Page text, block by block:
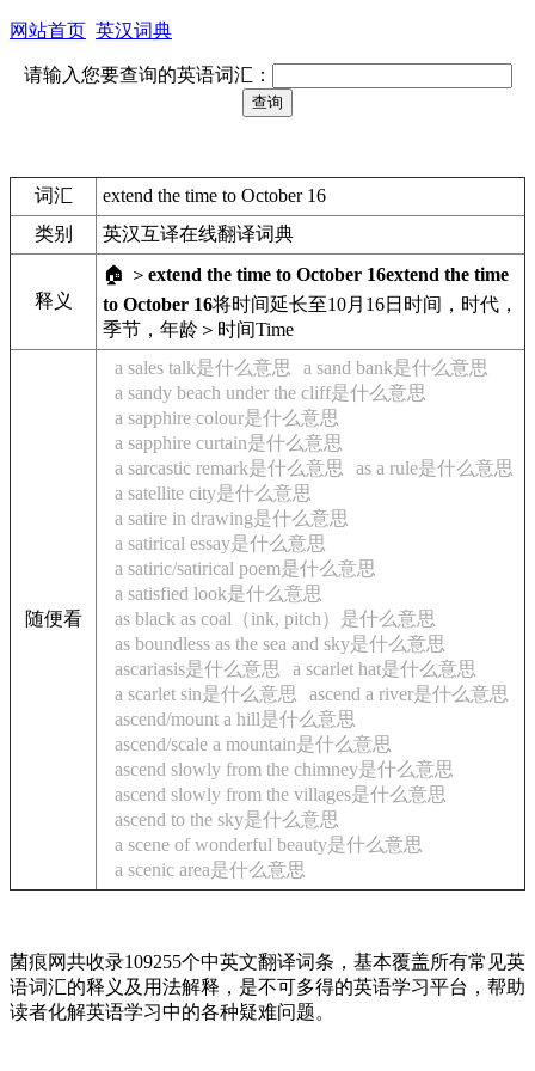
网站首页 英汉词典
请输入您要查询的英语词汇：
词汇
extend the time to October 16
类别
英汉互译在线翻译词典
释义
🏠 ＞ extend the time to October 16extend the time
to October 16将时间延长至10月16日 时间，时代，
季节，年龄＞时间Time
随便看
a sales talk是什么意思
a sand bank是什么意思
a sandy beach under the cliff是什么意思
a sapphire colour是什么意思
a sapphire curtain是什么意思
a sarcastic remark是什么意思
as a rule是什么意思
a satellite city是什么意思
a satire in drawing是什么意思
a satirical essay是什么意思
a satiric/satirical poem是什么意思
a satisfied look是什么意思
as black as coal（ink, pitch）是什么意思
as boundless as the sea and sky是什么意思
ascariasis是什么意思
a scarlet hat是什么意思
a scarlet sin是什么意思
ascend a river是什么意思
ascend/mount a hill是什么意思
ascend/scale a mountain是什么意思
ascend slowly from the chimney是什么意思
ascend slowly from the villages是什么意思
ascend to the sky是什么意思
a scene of wonderful beauty是什么意思
a scenic area是什么意思
菌痕网共收录109255个中英文翻译词条，基本覆盖所有常见英
语词汇的释义及用法解释，是不可多得的英语学习平台，帮助
读者化解英语学习中的各种疑难问题。